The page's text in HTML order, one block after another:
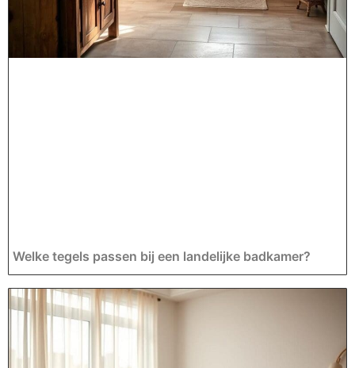
Welke tegels passen bij een landelijke badkamer?